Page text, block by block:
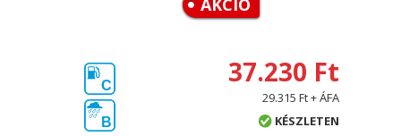
C
B
37.230 Ft
29.315 Ft + ÁFA
KÉSZLETEN